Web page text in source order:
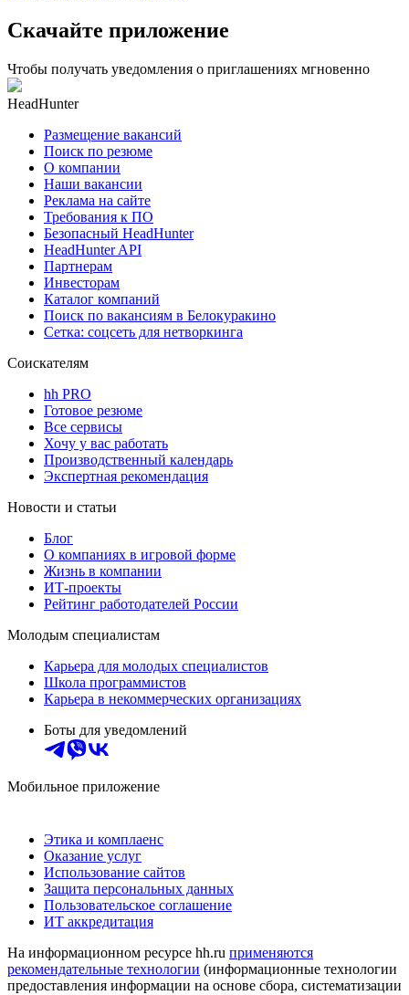
Скачайте приложение
Чтобы получать уведомления о приглашениях мгновенно
HeadHunter
Размещение вакансий
Поиск по резюме
О компании
Наши вакансии
Реклама на сайте
Требования к ПО
Безопасный HeadHunter
HeadHunter API
Партнерам
Инвесторам
Каталог компаний
Поиск по вакансиям в Белокуракино
Сетка: соцсеть для нетворкинга
Соискателям
hh PRO
Готовое резюме
Все сервисы
Хочу у вас работать
Производственный календарь
Экспертная рекомендация
Новости и статьи
Блог
О компаниях в игровой форме
Жизнь в компании
ИТ-проекты
Рейтинг работодателей России
Молодым специалистам
Карьера для молодых специалистов
Школа программистов
Карьера в некоммерческих организациях
Боты для уведомлений
Мобильное приложение
Этика и комплаенс
Оказание услуг
Использование сайтов
Защита персональных данных
Пользовательское соглашение
ИТ аккредитация
На информационном ресурсе hh.ru применяются
рекомендательные технологии (информационные технологии
предоставления информации на основе сбора, систематизации